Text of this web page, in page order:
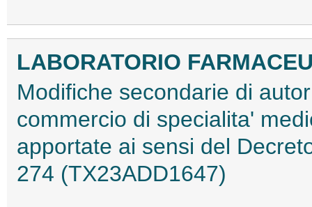
LABORATORIO
Modifiche secondarie di
commercio di specialita'
apportate ai sensi del
274 (TX23ADD1647)